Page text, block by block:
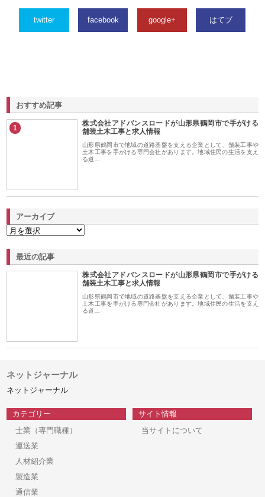
twitter facebook google+ はてブ
おすすめ記事
1
株式会社アドバンスロードが山形県鶴岡市で手がける
舗装土木工事と求人情報
山形県鶴岡市で地域の道路基盤を支える企業として、舗装工事や
土木工事を手がける専門会社があります。地域住民の生活を支え
る道…
アーカイブ
最近の記事
株式会社アドバンスロードが山形県鶴岡市で手がける
舗装土木工事と求人情報
山形県鶴岡市で地域の道路基盤を支える企業として、舗装工事や
土木工事を手がける専門会社があります。地域住民の生活を支え
る道…
ネットジャーナル
ネットジャーナル
カテゴリー
士業（専門職種）
運送業
人材紹介業
製造業
通信業
サイト情報
当サイトについて